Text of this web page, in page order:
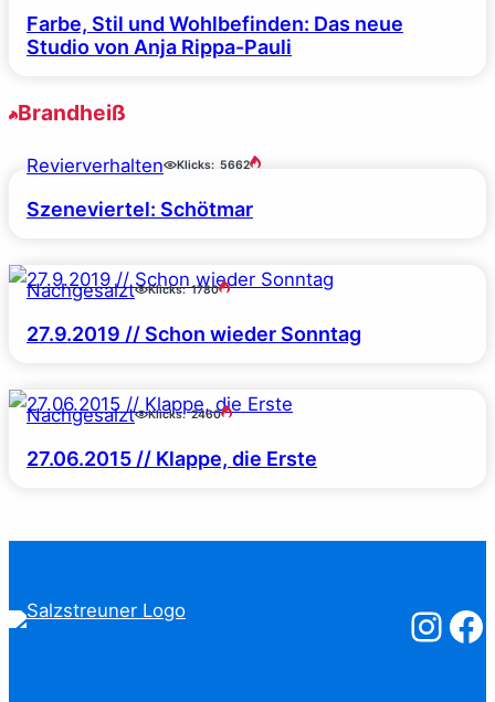
Farbe, Stil und Wohlbefinden: Das neue
Studio von Anja Rippa-Pauli
Brandheiß
Revierverhalten Klicks: 5662
Szeneviertel: Schötmar
Nachgesalzt Klicks: 1780
27.9.2019 // Schon wieder Sonntag
Nachgesalzt Klicks: 2460
27.06.2015 // Klappe, die Erste